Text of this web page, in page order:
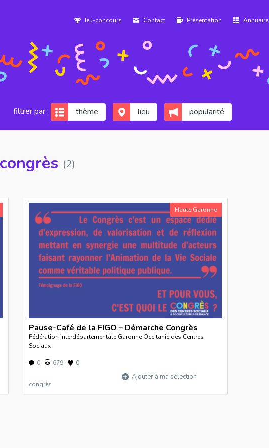
Jeu-concours Contact Présentation Annuaire
filtrer par : thème lieu popularité
congrès (2)
Haute Garonne
Pause-Café de la FIGO – Démarche Congrès
Fédération interdépartementale Garonne Occitanie des Centres
Sociaux
0 679 0
Ajouter à ma sélection
congrès